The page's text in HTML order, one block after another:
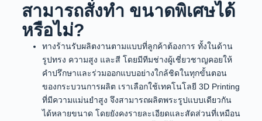
สามารถสั่งทำ ขนาดพิเศษได้
หรือไม่?
ทางร้านรับผลิตงานตามแบบที่ลูกค้าต้องการ ทั้งในด้าน
รูปทรง ความสูง และสี โดยมีทีมช่างผู้เชี่ยวชาญคอยให้
คำปรึกษาและร่วมออกแบบอย่างใกล้ชิดในทุกขั้นตอน
ของกระบวนการผลิต เราเลือกใช้เทคโนโลยี 3D Printing
ที่มีความแม่นยำสูง จึงสามารถผลิตพระรูปแบบเดียวกัน
ได้หลายขนาด โดยยังคงรายละเอียดและสัดส่วนที่เหมือน